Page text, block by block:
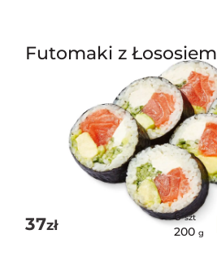
Futomaki z Łososiem
37zł
6szt
200 g